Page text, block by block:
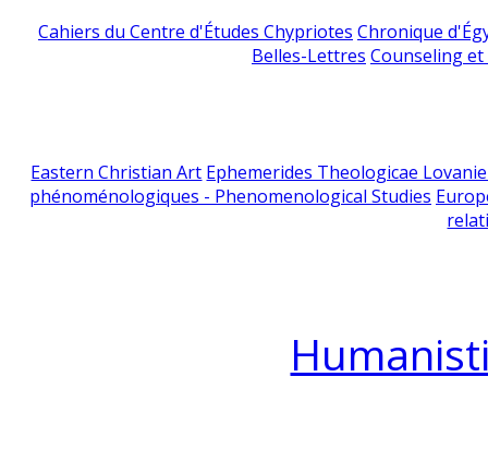
Cahiers du Centre d'Études Chypriotes Chronique
Belles-Lettres Counseling
Eastern Christian Art Ephemerides Theologicae
phénoménologiques - Phenomenological Studies